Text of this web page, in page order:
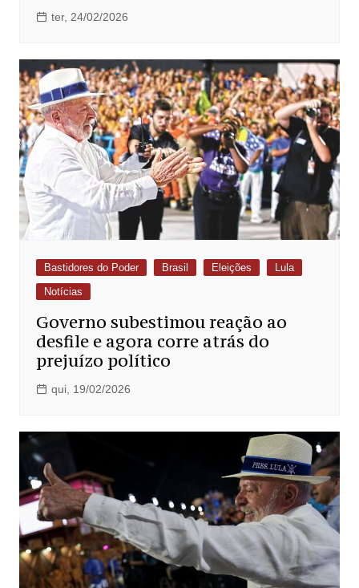
ter, 24/02/2026
Bastidores do Poder Brasil Eleições
Lula
Notícias
Governo subestimou reação ao
desfile e agora corre atrás do
prejuízo político
qui, 19/02/2026